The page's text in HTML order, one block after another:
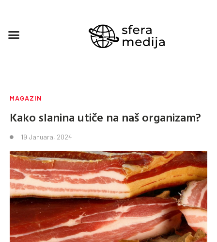
MAGAZIN
Kako slanina utiče na naš organizam?
19 Januara, 2024